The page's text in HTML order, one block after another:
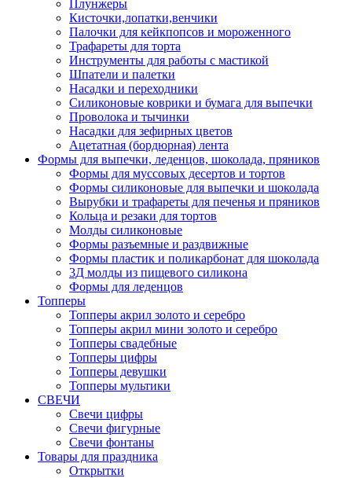
Плунжеры
Кисточки,лопатки,венчики
Палочки для кейкпопсов и мороженного
Трафареты для торта
Инструменты для работы с мастикой
Шпатели и палетки
Насадки и переходники
Силиконовые коврики и бумага для выпечки
Проволока и тычинки
Насадки для зефирных цветов
Ацетатная (бордюрная) лента
Формы для выпечки, леденцов, шоколада, пряников
Формы для муссовых десертов и тортов
Формы силиконовые для выпечки и шоколада
Вырубки и трафареты для печенья и пряников
Кольца и резаки для тортов
Молды силиконовые
Формы разъемные и раздвижные
Формы пластик и поликарбонат для шоколада
3Д молды из пищевого силикона
Формы для леденцов
Топперы
Топперы акрил золото и серебро
Топперы акрил мини золото и серебро
Топперы свадебные
Топперы цифры
Топперы девушки
Топперы мультики
СВЕЧИ
Свечи цифры
Свечи фигурные
Свечи фонтаны
Товары для праздника
Открытки